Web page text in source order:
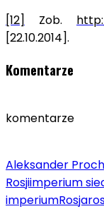
[12]
Zob.
[22.10.2014].
Komentarze
komentarze
Aleksander
Rosjiimperium
imperiumRosja